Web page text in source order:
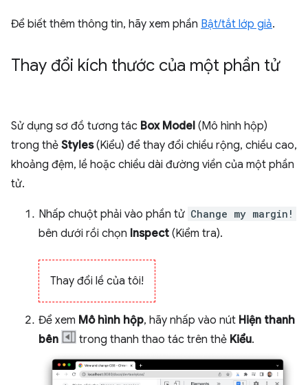
Để biết thêm thông tin, hãy xem phần Bật/tắt lớp giả.
Thay đổi kích thước của một phần tử
Sử dụng sơ đồ tương tác Box Model (Mô hình hộp)
trong thẻ Styles(Kiểu) để thay đổi chiều rộng, chiều cao,
khoảng đệm, lề hoặc chiều dài đường viền của một phần
tử.
Nhấp chuột phải vào phần tử Change my margin!
bên dưới rồi chọn Inspect (Kiểm tra).
Thay đổi lề của tôi!
Để xem Mô hình hộp, hãy nhấp vào nút Hiện thanh
bên
trong thanh thao tác trên thẻ Kiểu.